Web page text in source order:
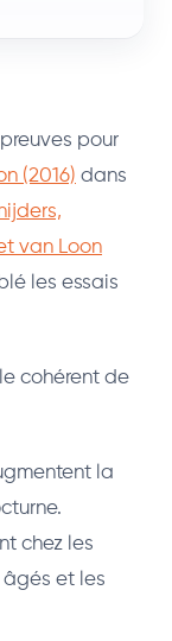
pour
(2016) dans
van Loon
les essais
cohérent de
la
chez les
âgés et les